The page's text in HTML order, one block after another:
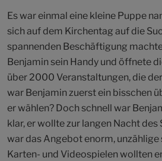
Es war einmal eine kleine Puppe
sich auf dem Kirchentag auf die
spannenden Beschäftigung
Benjamin sein Handy und öffnete
über 2000 Veranstaltungen, die
war Benjamin zuerst ein bisschen
er wählen? Doch schnell war
klar, er wollte zur langen Nacht
war das Angebot enorm,
Karten- und Videospielen wollten